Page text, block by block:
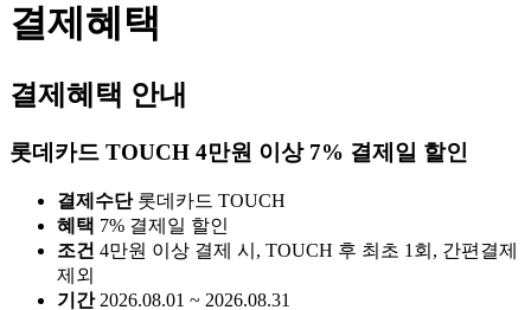
결제혜택
결제혜택 안내
롯데카드 TOUCH 4만원 이상 7% 결제일 할인
결제수단 롯데카드 TOUCH
혜택 7% 결제일 할인
조건 4만원 이상 결제 시, TOUCH 후 최초 1회, 간편결제
제외
기간 2026.08.01 ~ 2026.08.31